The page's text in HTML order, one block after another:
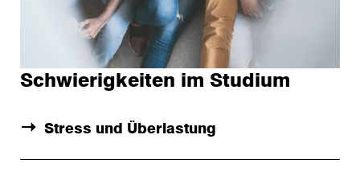
Schwierigkeiten im Studium
Stress und Überlastung